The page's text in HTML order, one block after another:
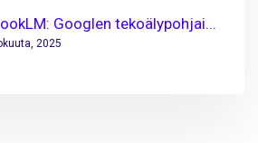
Googlen tekoälypohjai...
2025